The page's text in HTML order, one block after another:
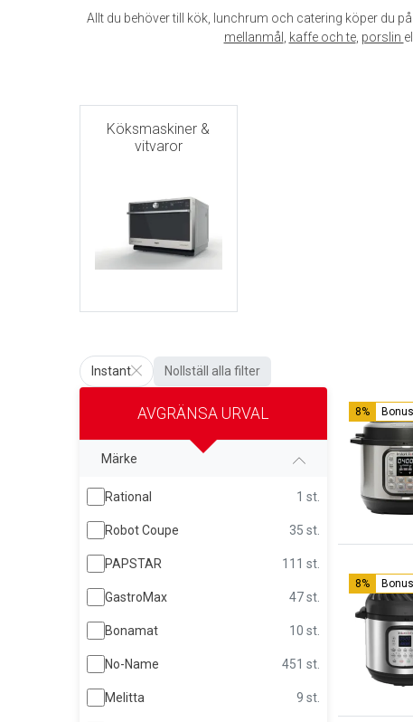
Allt du behöver till kök, lunchrum och catering köper du
mellanmål
kaffe och te, porslin
Köksmaskiner &
vitvaror
Instant Nollställ alla filter
AVGRÄNSA URVAL
Märke
Rational 1 st.
Robot Coupe 35 st.
PAPSTAR 111 st.
GastroMax 47 st.
Bonamat 10 st.
No-Name 451 st.
Melitta 9 st.
8% Bonus
8% Bonus